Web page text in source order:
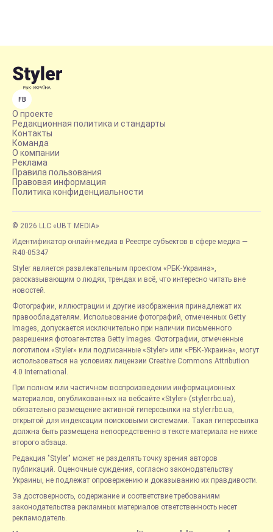
FB
О проекте
Редакционная политика и стандарты
Контакты
Команда
О компании
Реклама
Правила пользования
Правовая информация
Политика конфиденциальности
© 2026 LLC «UBT MEDIA»
Идентификатор онлайн-медиа в Реестре субъектов в сфере медиа —
R40-05347
Styler является развлекательным проектом «РБК-Украина»,
рассказывающим о людях, трендах и всё, что интересно читать вне
новостей.
Фотографии, иллюстрации и другие изображения принадлежат их
правообладателям. Использование фотографий, отмеченных Getty
Images, допускается исключительно при наличии письменного
разрешения фотоагентства Getty Images. Фотографии, отмеченные
логотипом «Styler» или подписанные «Styler» или «РБК-Украина», могут
использоваться на условиях лицензии Creative Commons Attribution
4.0 International.
При полном или частичном воспроизведении информационных
материалов, опубликованных на вебсайте «Styler» (styler.rbc.ua),
обязательно размещение активной гиперссылки на styler.rbc.ua,
открытой для индексации поисковыми системами. Такая гиперссылка
должна быть размещена непосредственно в тексте материала не ниже
второго абзаца.
Редакция "Styler" может не разделять точку зрения авторов
публикаций. Оценочные суждения, согласно законодательству
Украины, не подлежат опровержению и доказыванию их правдивости.
За достоверность, содержание и соответствие требованиям
законодательства рекламных материалов ответственность несет
рекламодатель.